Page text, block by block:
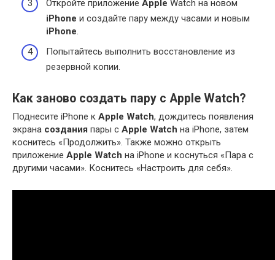
Откройте приложение Apple Watch на новом
iPhone и создайте пару между часами и новым
iPhone.
Попытайтесь выполнить восстановление из
резервной копии.
Как заново создать пару с Apple Watch?
Поднесите iPhone к Apple Watch, дождитесь появления
экрана создания пары с Apple Watch на iPhone, затем
коснитесь «Продолжить». Также можно открыть
приложение Apple Watch на iPhone и коснуться «Пара с
другими часами». Коснитесь «Настроить для себя».